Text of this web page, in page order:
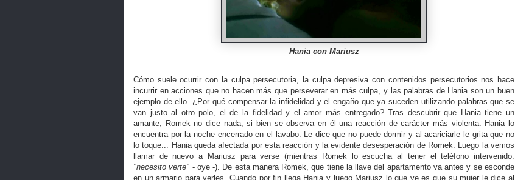
Hania con Mariusz
Cómo suele ocurrir con la culpa persecutoria, la culpa depresiva con contenidos persecutorios nos hace
incurrir en acciones que no hacen más que perseverar en más culpa, y las palabras de Hania son un buen
ejemplo de ello. ¿Por qué compensar la infidelidad y el engaño que ya suceden utilizando palabras que se
van justo al otro polo, el de la fidelidad y el amor más entregado? Tras descubrir que Hania tiene un
amante, Romek no dice nada, si bien se observa en él una reacción de carácter más violenta. Hania lo
encuentra por la noche encerrado en el lavabo. Le dice que no puede dormir y al acariciarle le grita que no
lo toque... Hania queda afectada por esta reacción y la evidente desesperación de Romek. Luego la vemos
llamar de nuevo a Mariusz para verse (mientras Romek lo escucha al tener el teléfono intervenido:
"necesito verte" - oye -). De esta manera Romek, que tiene la llave del apartamento va antes y se esconde
en un armario para verles. Cuando por fin llega Hania y luego Mariusz lo que ve es que su mujer le dice al